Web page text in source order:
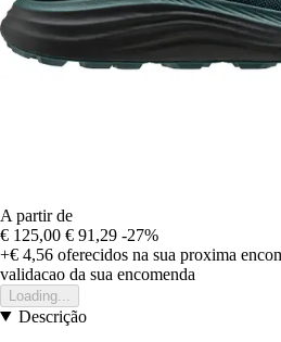
A partir de
€ 125,00 € 91,29 -27%
+€ 4,56 oferecidos na sua proxima
validacao da sua encomenda
Loading...
Descrição